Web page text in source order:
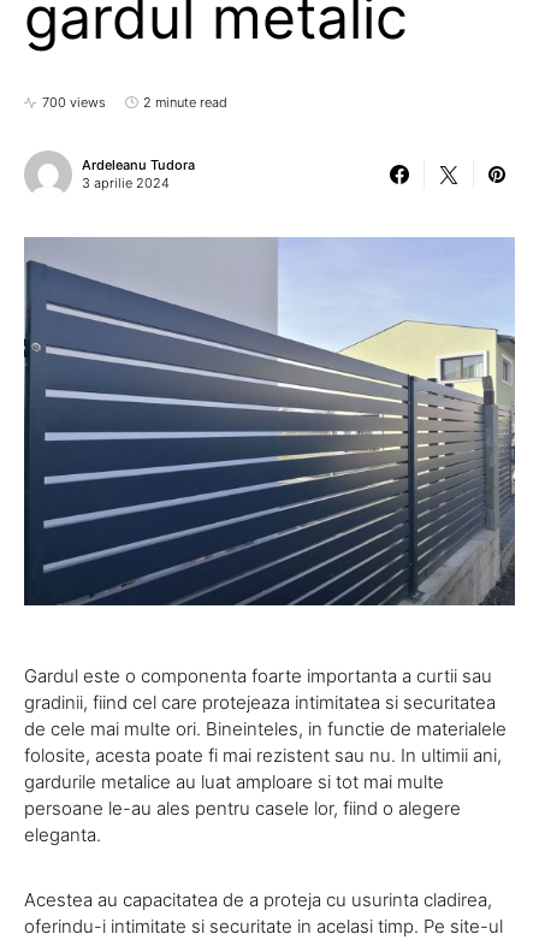
gardul metalic
700 views 2 minute read
Ardeleanu Tudora
3 aprilie 2024
Gardul este o componenta foarte importanta a curtii sau
gradinii, fiind cel care protejeaza intimitatea si securitatea
de cele mai multe ori. Bineinteles, in functie de materialele
folosite, acesta poate fi mai rezistent sau nu. In ultimii ani,
gardurile metalice au luat amploare si tot mai multe
persoane le-au ales pentru casele lor, fiind o alegere
eleganta.
Acestea au capacitatea de a proteja cu usurinta cladirea,
oferindu-i intimitate si securitate in acelasi timp. Pe site-ul